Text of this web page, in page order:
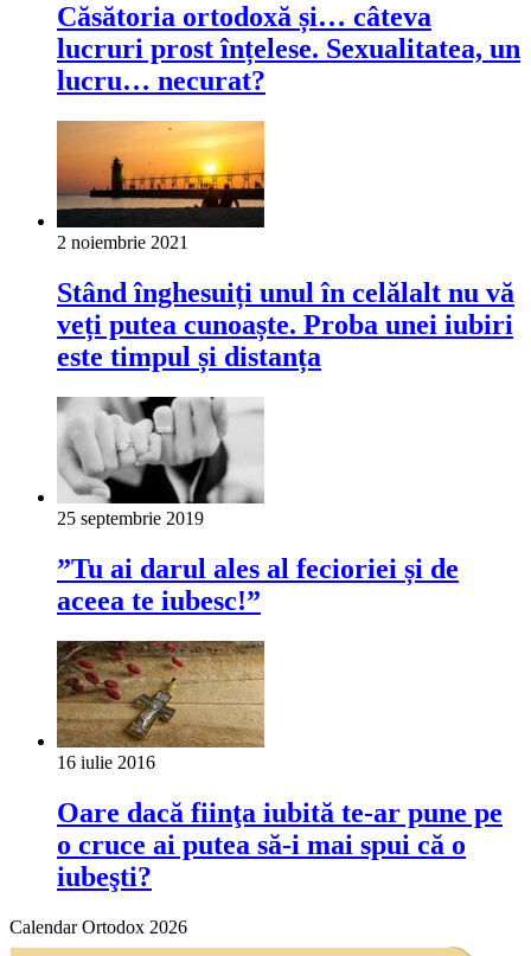
Căsătoria ortodoxă și… câteva
lucruri prost înțelese. Sexualitatea, un
lucru… necurat?
2 noiembrie 2021
Stând înghesuiți unul în celălalt nu vă
veți putea cunoaște. Proba unei iubiri
este timpul și distanța
25 septembrie 2019
”Tu ai darul ales al fecioriei și de
aceea te iubesc!”
16 iulie 2016
Oare dacă fiinţa iubită te-ar pune pe
o cruce ai putea să-i mai spui că o
iubeşti?
Calendar Ortodox 2026